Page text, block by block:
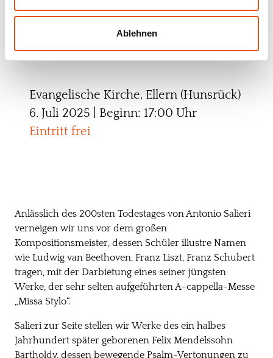
Ablehnen
A-cappella-Konzert der voces
Evangelische Kirche, Ellern (Hunsrück)
6. Juli 2025 | Beginn: 17:00 Uhr
Eintritt frei
Anlässlich des 200sten Todestages von Antonio Salieri
verneigen wir uns vor dem großen
Kompositionsmeister, dessen Schüler illustre Namen
wie Ludwig van Beethoven, Franz Liszt, Franz Schubert
tragen, mit der Darbietung eines seiner jüngsten
Werke, der sehr selten aufgeführten A-cappella-Messe
„Missa Stylo“.
Salieri zur Seite stellen wir Werke des ein halbes
Jahrhundert später geborenen Felix Mendelssohn
Bartholdy, dessen bewegende Psalm-Vertonungen zu